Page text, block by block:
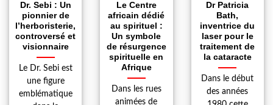
Dr. Sebi : Un
pionnier de
l’herboristerie,
controversé et
visionnaire
Le Dr. Sebi est
une figure
emblématique
Le Centre
africain dédié
au spirituel :
Un symbole
de résurgence
spirituelle en
Afrique
Dans les rues
animées de
Dr Patricia
Bath,
inventrice du
laser pour le
traitement de
la cataracte
Dans le début
des années